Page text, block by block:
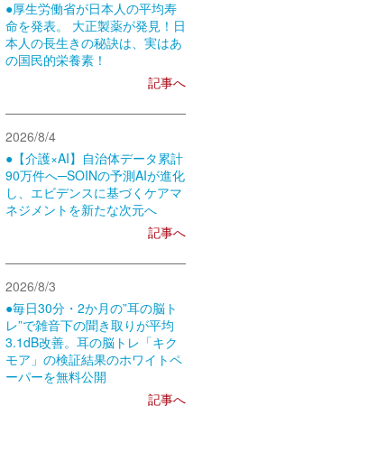
●厚生労働省が日本人の平均寿
命を発表。 大正製薬が発見！日
本人の長生きの秘訣は、実はあ
の国民的栄養素！
記事へ
2026/8/4
●【介護×AI】自治体データ累計
90万件へ─SOINの予測AIが進化
し、エビデンスに基づくケアマ
ネジメントを新たな次元へ
記事へ
2026/8/3
●毎日30分・2か月の”耳の脳ト
レ”で雑音下の聞き取りが平均
3.1dB改善。耳の脳トレ「キク
モア」の検証結果のホワイトペ
ーパーを無料公開
記事へ